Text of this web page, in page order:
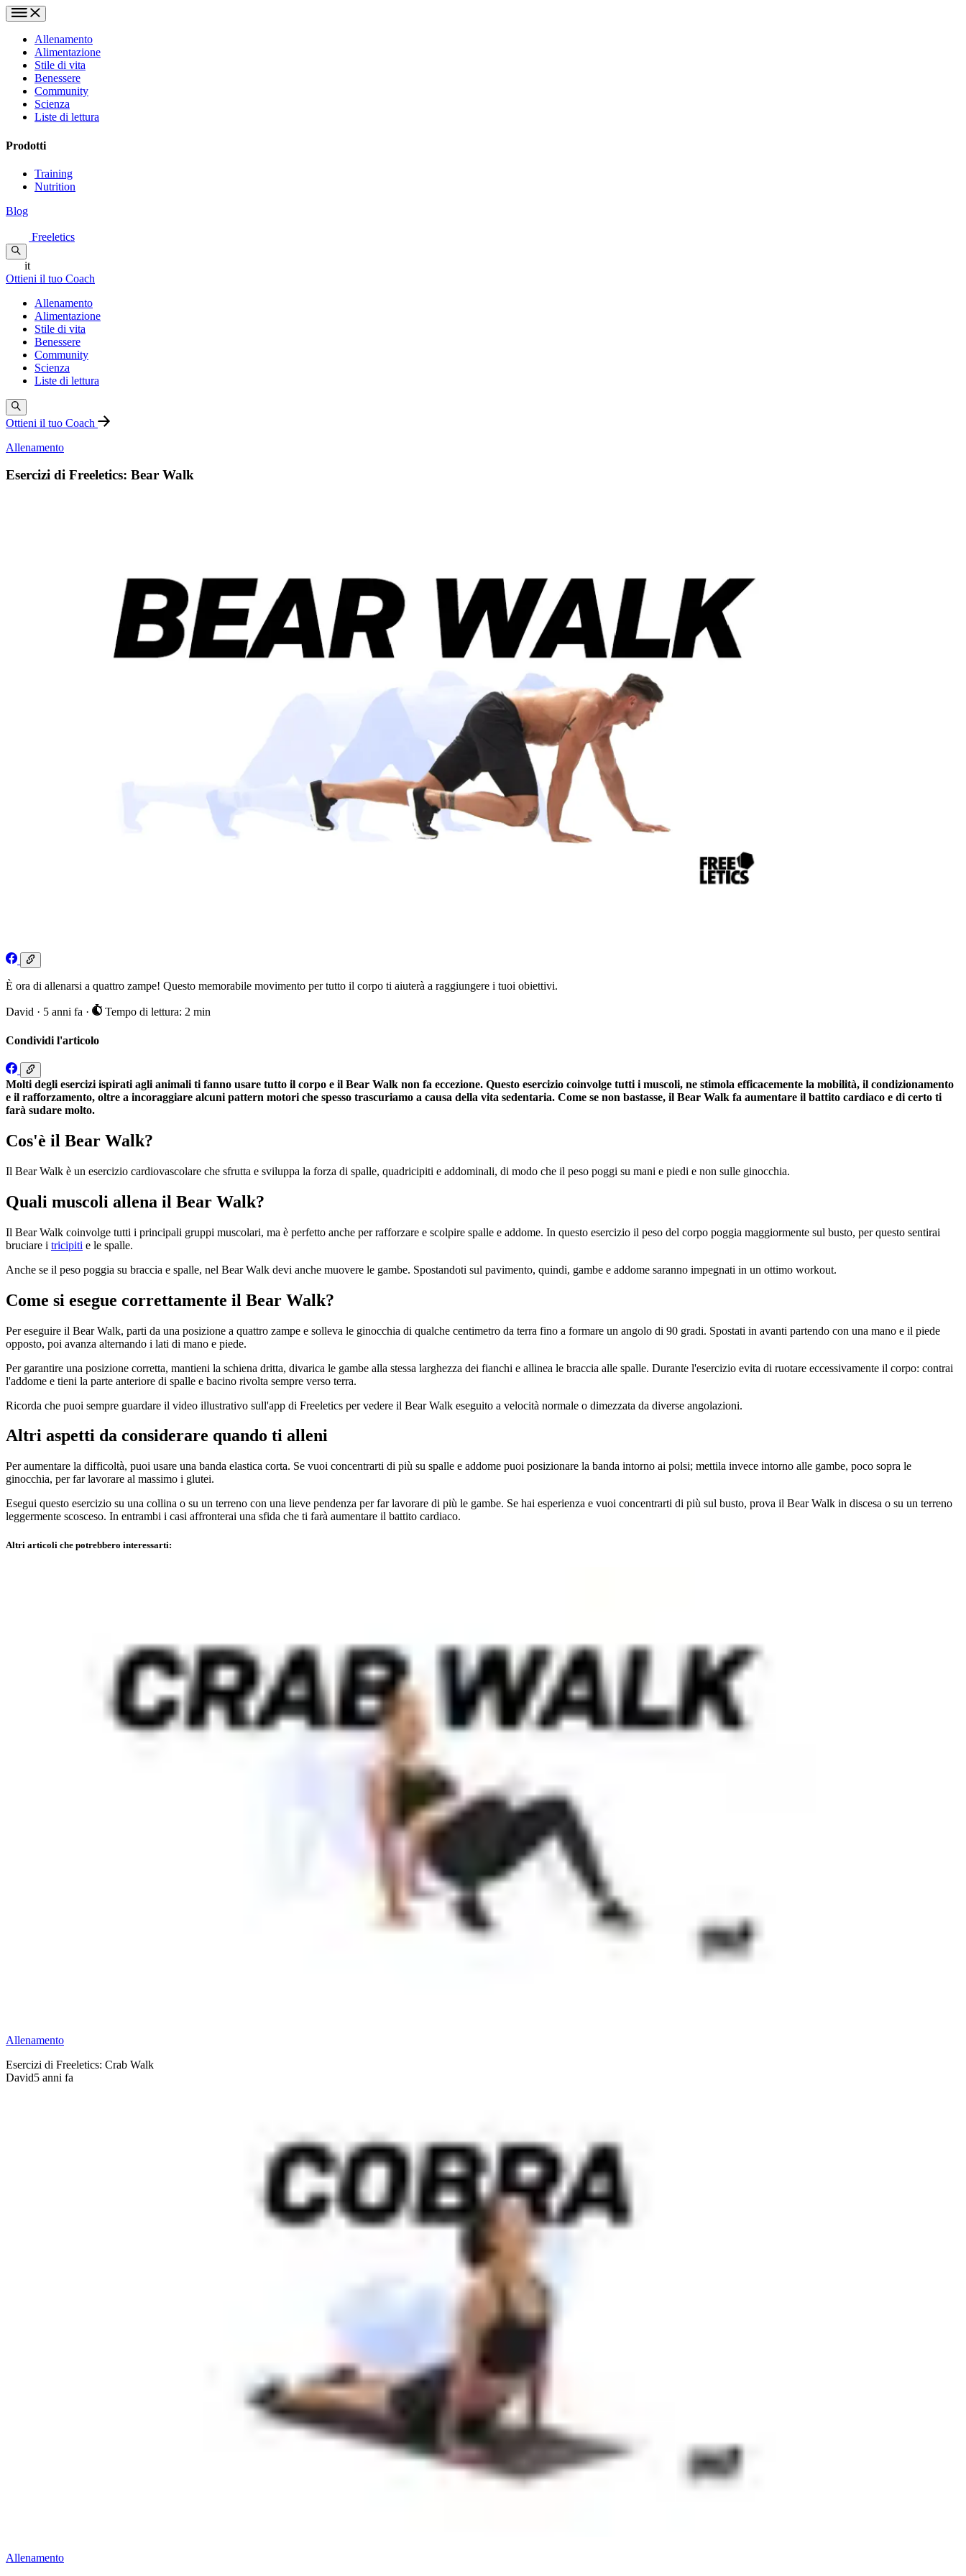
Allenamento
Alimentazione
Stile di vita
Benessere
Community
Scienza
Liste di lettura
Prodotti
Training
Nutrition
Blog
Freeletics
it
Ottieni il tuo Coach
Allenamento
Alimentazione
Stile di vita
Benessere
Community
Scienza
Liste di lettura
Ottieni il tuo Coach
Allenamento
Esercizi di Freeletics: Bear Walk
È ora di allenarsi a quattro zampe! Questo memorabile movimento per tutto il corpo ti aiuterà a raggiungere i tuoi obiettivi.
David · 5 anni fa · Tempo di lettura: 2 min
Condividi l'articolo
Molti degli esercizi ispirati agli animali ti fanno usare tutto il corpo e il Bear Walk non fa eccezione. Questo esercizio coinvolge tutti i muscoli, ne stimola efficacemente la mobilità, il condizionamento
e il rafforzamento, oltre a incoraggiare alcuni pattern motori che spesso trascuriamo a causa della vita sedentaria. Come se non bastasse, il Bear Walk fa aumentare il battito cardiaco e di certo ti
farà sudare molto.
Cos'è il Bear Walk?
Il Bear Walk è un esercizio cardiovascolare che sfrutta e sviluppa la forza di spalle, quadricipiti e addominali, di modo che il peso poggi su mani e piedi e non sulle ginocchia.
Quali muscoli allena il Bear Walk?
Il Bear Walk coinvolge tutti i principali gruppi muscolari, ma è perfetto anche per rafforzare e scolpire spalle e addome. In questo esercizio il peso del corpo poggia maggiormente sul busto, per questo sentirai
bruciare i tricipiti e le spalle.
Anche se il peso poggia su braccia e spalle, nel Bear Walk devi anche muovere le gambe. Spostandoti sul pavimento, quindi, gambe e addome saranno impegnati in un ottimo workout.
Come si esegue correttamente il Bear Walk?
Per eseguire il Bear Walk, parti da una posizione a quattro zampe e solleva le ginocchia di qualche centimetro da terra fino a formare un angolo di 90 gradi. Spostati in avanti partendo con una mano e il piede
opposto, poi avanza alternando i lati di mano e piede.
Per garantire una posizione corretta, mantieni la schiena dritta, divarica le gambe alla stessa larghezza dei fianchi e allinea le braccia alle spalle. Durante l'esercizio evita di ruotare eccessivamente il corpo: contrai
l'addome e tieni la parte anteriore di spalle e bacino rivolta sempre verso terra.
Ricorda che puoi sempre guardare il video illustrativo sull'app di Freeletics per vedere il Bear Walk eseguito a velocità normale o dimezzata da diverse angolazioni.
Altri aspetti da considerare quando ti alleni
Per aumentare la difficoltà, puoi usare una banda elastica corta. Se vuoi concentrarti di più su spalle e addome puoi posizionare la banda intorno ai polsi; mettila invece intorno alle gambe, poco sopra le
ginocchia, per far lavorare al massimo i glutei.
Esegui questo esercizio su una collina o su un terreno con una lieve pendenza per far lavorare di più le gambe. Se hai esperienza e vuoi concentrarti di più sul busto, prova il Bear Walk in discesa o su un terreno
leggermente scosceso. In entrambi i casi affronterai una sfida che ti farà aumentare il battito cardiaco.
Altri articoli che potrebbero interessarti:
Allenamento
Esercizi di Freeletics: Crab Walk
David5 anni fa
Allenamento